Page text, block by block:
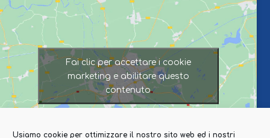
Usiamo cookie per ottimizzare il nostro sito web ed i nostri
Fai clic per accettare i cookie
marketing e abilitare questo
contenuto